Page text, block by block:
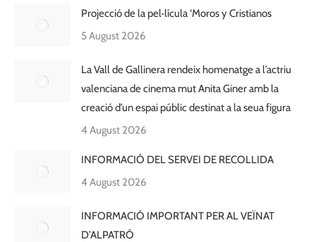
Projecció de la pel·lícula ‘Moros y Cristianos
5 August 2026
La Vall de Gallinera rendeix homenatge a l’actriu
valenciana de cinema mut Anita Giner amb la
creació d’un espai públic destinat a la seua figura
4 August 2026
INFORMACIÓ DEL SERVEI DE RECOLLIDA
4 August 2026
INFORMACIÓ IMPORTANT PER AL VEÏNAT
D’ALPATRÓ